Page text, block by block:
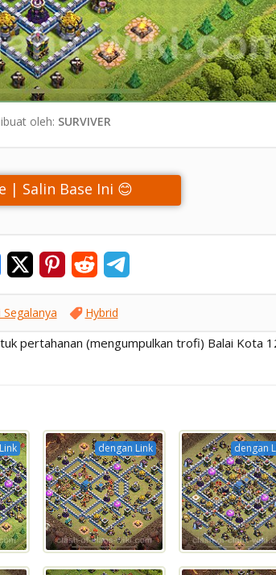
oleh: SURVIVER
| Salin Base Ini 😊
Segalanya Hybrid
pertahanan (mengumpulkan trofi) Balai Kota
dengan Link dengan